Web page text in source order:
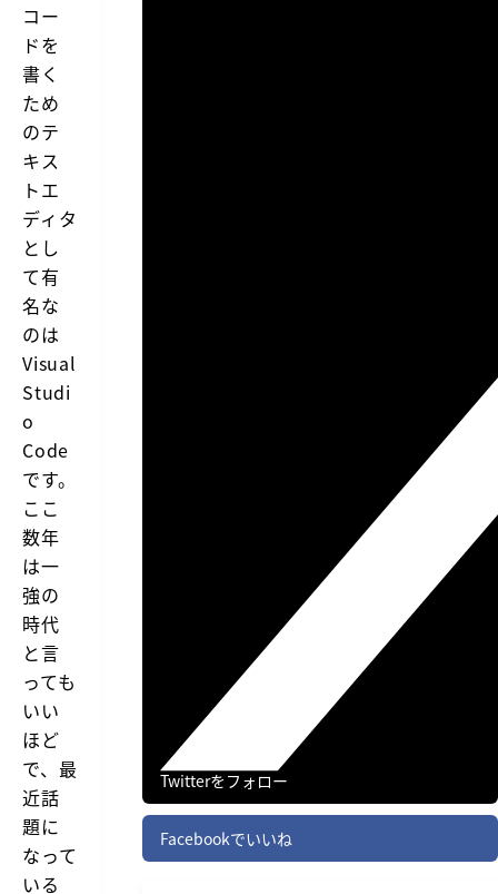
コー
ドを
書く
ため
のテ
キス
トエ
ディタ
とし
て有
名な
のは
Visual
Studi
o
Code
です。
ここ
数年
は一
強の
時代
と言
っても
いい
ほど
で、最
近話
題に
なって
いる
Twitterをフォロー
Facebookでいいね